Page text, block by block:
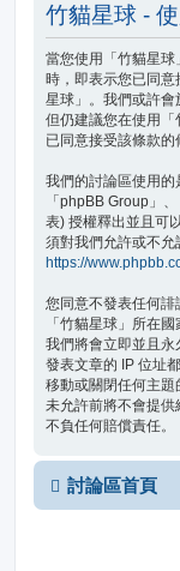
竹貓星球 -
當您使用「竹貓星
時，即表示您已同
星球」。我們或許
但仍建議您在使用
已同意接受該條款的
我們的討論區使用
「phpBB Group」
表) 授權釋出並且可
須對我們允許或不
https://
您同意不發表任何
「竹貓星球」所在
我們將會立即並且
發表文章的 IP 位址
移動或關閉任何主
未允許前將不會提
不負任何賠償責任。
討論區首頁